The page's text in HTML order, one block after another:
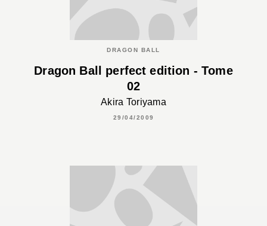
DRAGON BALL
Dragon Ball perfect edition - Tome
02
Akira Toriyama
29/04/2009